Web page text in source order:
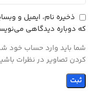
ذخیره نام، ایمیل و
که دوباره دیدگاهی
شما باید وارد حساب خود
کردن تصاویر در نظرات